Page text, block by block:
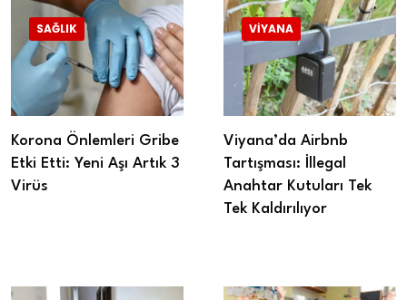
SAĞLIK
Korona Önlemleri Gribe
Etki Etti: Yeni Aşı Artık 3
Virüs
VIYANA
Viyana’da Airbnb
Tartışması: İllegal
Anahtar Kutuları Tek
Tek Kaldırılıyor